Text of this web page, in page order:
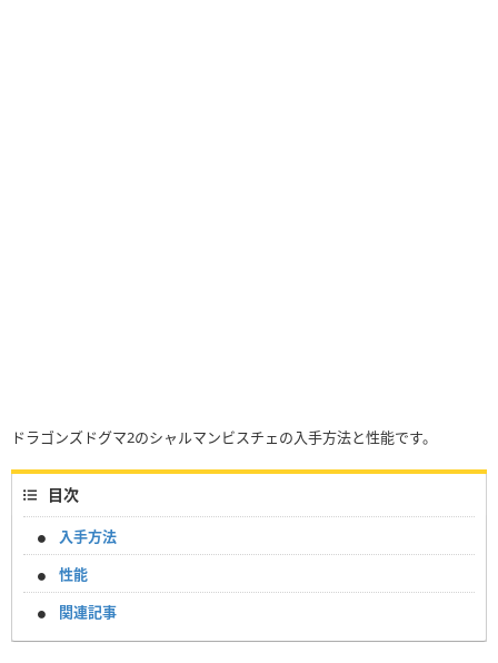
ドラゴンズドグマ2のシャルマンビスチェの入手方法と性能です。
目次
入手方法
性能
関連記事